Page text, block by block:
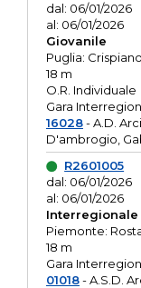
dal: 06/01/2026
al: 06/01/2026
Giovanile
Puglia:
18 m
O.R. Individuale
Gara
16028- A.D.
D'ambrogio,
R2601005
dal: 06/01/2026
al: 06/01/2026
Interregionale
Piemonte:
18 m
Gara
01018- A.S.D.